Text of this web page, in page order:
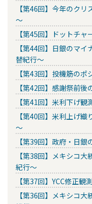
【第46回】今年のク
～
【第45回】ドットチ
【第44回】日銀のマ
替紀行～
【第43回】投機筋の
【第42回】感謝祭前
【第41回】米利下げ
【第40回】米利上げ
～
【第39回】政府・日
【第38回】メキシコ
紀行～
【第37回】YCC修正
【第36回】メキシコ